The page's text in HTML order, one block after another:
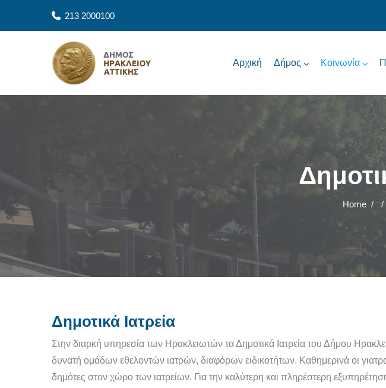
213 2000100
Αρχική Δήμος Κοινωνία
Home / /
Δημοτικά Ιατρεία
Στην διαρκή υπηρεσία των Ηρακλειωτών τα Δημοτικά Ιατρεία του Δήμου
δυνατή ομάδων εθελοντών ιατρών, διαφόρων ειδικοτήτων. Καθημερινά οι
δημότες στον χώρο των ιατρείων. Για την καλύτερη και πληρέστερη